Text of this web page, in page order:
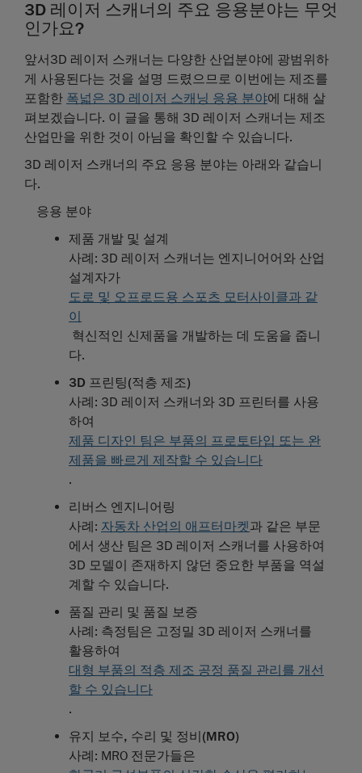
3D 레이저 스캐너의 주요 응용분야는 무엇
인가요?
앞서3D 레이저 스캐너는 다양한 산업분야에 광범위하
게 사용된다는 것을 설명 드렸으므로 이번에는 제조를
포함한 폭넓은 3D 레이저 스캐닝 응용 분야에 대해 살
펴보겠습니다. 이 글을 통해 3D 레이저 스캐너는 제조
산업만을 위한 것이 아님을 확인할 수 있습니다.
3D 레이저 스캐너의 주요 응용 분야는 아래와 같습니
다.
응용 분야
제품 개발 및 설계
사례: 3D 레이저 스캐너는 엔지니어어와 산업
설계자가
도로 및 오프로드용 스포츠 모터사이클과 같
이
혁신적인 신제품을 개발하는 데 도움을 줍니
다.
3D 프린팅(적층 제조)
사례: 3D 레이저 스캐너와 3D 프린터를 사용
하여
제품 디자인 팀은 부품의 프로토타입 또는 완
제품을 빠르게 제작할 수 있습니다
.
리버스 엔지니어링
사례: 자동차 산업의 애프터마켓과 같은 부문
에서 생산 팀은 3D 레이저 스캐너를 사용하여
3D 모델이 존재하지 않던 중요한 부품을 역설
계할 수 있습니다.
품질 관리 및 품질 보증
사례: 측정팀은 고정밀 3D 레이저 스캐너를
활용하여
대형 부품의 적층 제조 공정 품질 관리를 개선
할 수 있습니다
.
유지 보수, 수리 및 정비(MRO)
사례: MRO 전문가들은